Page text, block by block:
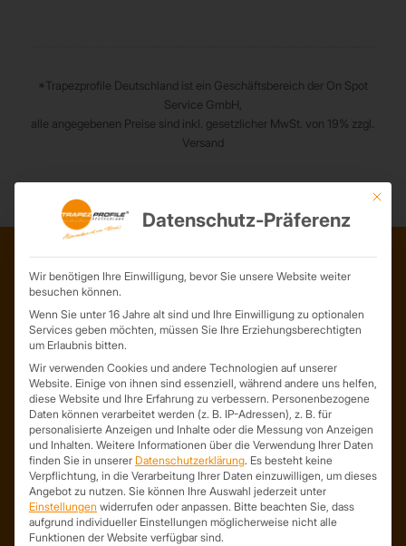
*Trapezprofile Deutschland ist ein Geschäftsbereich der On Spot
Service GmbH,
alle angegebenen Preise sind inkl. gesetzlicher MwSt. von 19% zzgl.
Versand
ADRESSE
Trapezprofile Deutschland
ist ein Geschäftsbereich der
On Spot Service GmbH
Söllichauer Straße 7
04356 Leipzig
Deutschland
Mail: info@trapezprofile-deutschland.de
Tel.: +49 341 520 19 139
Mit
Datenschutz-Präferenz
Wir benötigen Ihre Einwilligung, bevor Sie unsere Website weiter
besuchen können.
Wenn Sie unter 16 Jahre alt sind und Ihre Einwilligung zu optionalen
Services geben möchten, müssen Sie Ihre Erziehungsberechtigten
um Erlaubnis bitten.
Wir verwenden Cookies und andere Technologien auf unserer
Website. Einige von ihnen sind essenziell, während andere uns helfen,
diese Website und Ihre Erfahrung zu verbessern. Personenbezogene
Daten können verarbeitet werden (z. B. IP-Adressen), z. B. für
personalisierte Anzeigen und Inhalte oder die Messung von Anzeigen
und Inhalten. Weitere Informationen über die Verwendung Ihrer Daten
finden Sie in unserer Datenschutzerklärung. Es besteht keine
Verpflichtung, in die Verarbeitung Ihrer Daten einzuwilligen, um dieses
Angebot zu nutzen. Sie können Ihre Auswahl jederzeit unter
Einstellungen widerrufen oder anpassen. Bitte beachten Sie, dass
aufgrund individueller Einstellungen möglicherweise nicht alle
Funktionen der Website verfügbar sind.